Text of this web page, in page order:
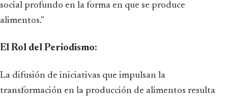
social profundo en la forma en que se produce
alimentos."
El Rol del Periodismo:
La difusión de iniciativas que impulsan la
transformación en la producción de alimentos resulta